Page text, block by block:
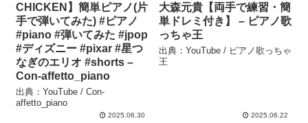
CHICKEN】簡単ピアノ(片
手で弾いてみた) #ピアノ
#piano #弾いてみた #jpop
#ディズニー #pixar #星つ
なぎのエリオ #shorts –
Con-affetto_piano
出典：YouTube / Con-
affetto_piano
2025.06.30
大森元貴【両手で練習・簡
単ドレミ付き】 – ピアノ歌
っちゃ王
出典：YouTube / ピアノ歌っちゃ
王
2025.06.22